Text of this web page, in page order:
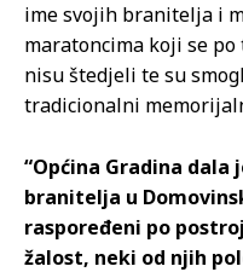
ime svojih branitelja i
maratoncima koji se
nisu štedjeli te su
tradicionalni
“Općina Gradina
branitelja u
raspoređeni po
žalost, neki od njih